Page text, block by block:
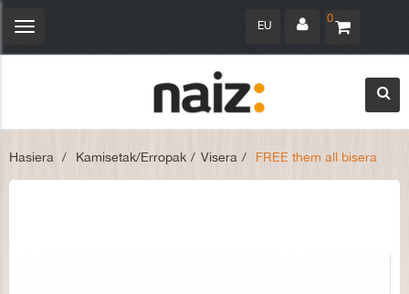
0
EU
Navegación
Hasiera > Kamisetak/Erropak > Visera > FREE them all bisera